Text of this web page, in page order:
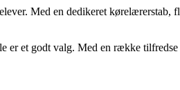
Med en dedikeret
et godt valg. Med en række